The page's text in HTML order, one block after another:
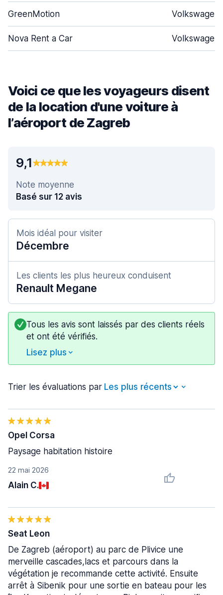
GreenMotion Volkswagen
Nova Rent a Car Volkswagen
Voici ce que les voyageurs disent
de la location d'une voiture à
l’aéroport de Zagreb
9,1
Note moyenne
Basé sur 12 avis
Mois idéal pour visiter
Décembre
Les clients les plus heureux conduisent
Renault Megane
Tous les avis sont laissés par des clients réels
et ont été vérifiés.
Lisez plus
Trier les évaluations par
22 mai 2026
Alain C.
Opel Corsa
Paysage habitation histoire
Seat Leon
De Zagreb (aéroport) au parc de Plivice une
merveille cascades,lacs et parcours dans la
végétation je recommande cette activité. Ensuite
arrêt à Sibenik pour une sortie en bateau pour les